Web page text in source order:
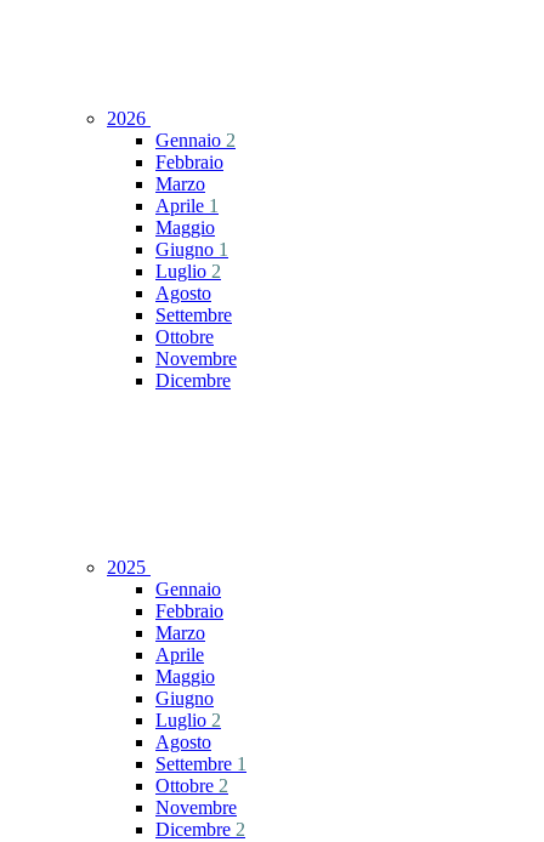
2026
Gennaio 2
Febbraio
Marzo
Aprile 1
Maggio
Giugno 1
Luglio 2
Agosto
Settembre
Ottobre
Novembre
Dicembre
2025
Gennaio
Febbraio
Marzo
Aprile
Maggio
Giugno
Luglio 2
Agosto
Settembre 1
Ottobre 2
Novembre
Dicembre 2